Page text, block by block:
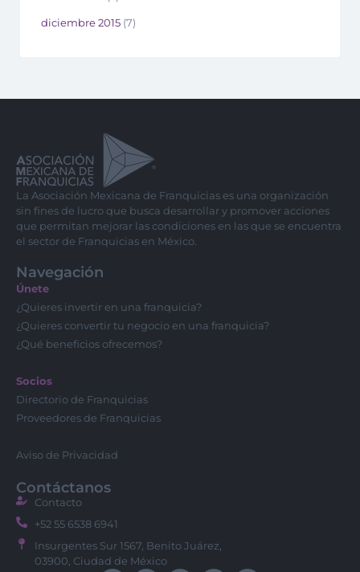
diciembre 2015 (7)
La Asociación Mexicana de Franquicias es una organización
sin fines de lucro que busca desarrollar y promover acciones
que permitan mejorar las condiciones en las que se encuentra
el sector de Franquicias en México.
Navegación
Únete
¿Quieres invertir en una franquicia?
¿Quieres convertir tu negocio en una franquicia?
¿Qué beneficios ofrecemos?
Socios
Directorio de Franquicias
Proveedores de Franquicias
Aviso de Privacidad
Contáctanos
Contacto
+52 55 6538 6941
Insurgentes Sur 1567, Benito Juárez,
03900, Ciudad de México